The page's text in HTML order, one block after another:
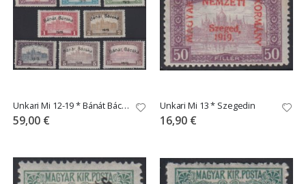
Unkari Mi 12-19 * Bánát Bácska
59,00 €
Unkari Mi 13 * Szegedin
16,90 €